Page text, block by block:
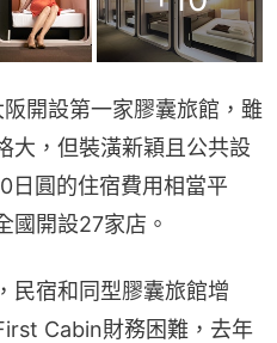
開設第一家膠囊旅館，雖
大，但裝潢新穎且公共設
圓的住宿費用相當平
國開設27家店。
民宿和同型膠囊旅館增
Cabin財務困難，去年